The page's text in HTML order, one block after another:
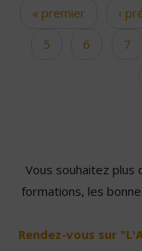
Pages« premier ‹
5
6 7
Vous souhaitez plus
formations, les
Rendez-vous sur